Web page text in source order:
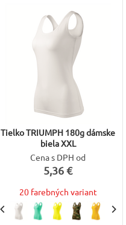
Tielko TRIUMPH 180g dámske
biela XXL
Cena s DPH od
5,36 €
20 farebných variant